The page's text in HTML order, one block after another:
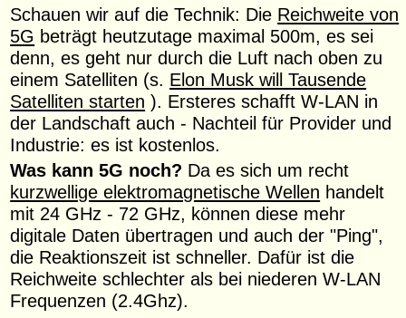
Schauen wir auf die Technik: Die Reichweite von
5G beträgt heutzutage maximal 500m, es sei
denn, es geht nur durch die Luft nach oben zu
einem Satelliten (s. Elon Musk will Tausende
Satelliten starten ). Ersteres schafft W-LAN in
der Landschaft auch - Nachteil für Provider und
Industrie: es ist kostenlos.
Was kann 5G noch? Da es sich um recht
kurzwellige elektromagnetische Wellen handelt
mit 24 GHz - 72 GHz, können diese mehr
digitale Daten übertragen und auch der "Ping",
die Reaktionszeit ist schneller. Dafür ist die
Reichweite schlechter als bei niederen W-LAN
Frequenzen (2.4Ghz).